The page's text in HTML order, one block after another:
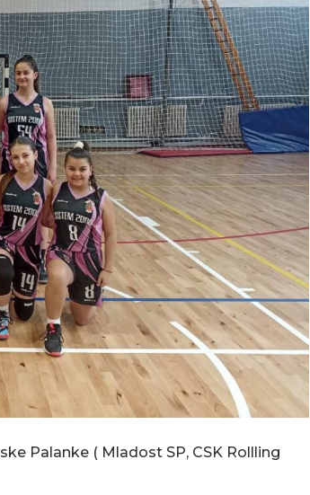
Palanke ( Mladost SP, CSK Rollling